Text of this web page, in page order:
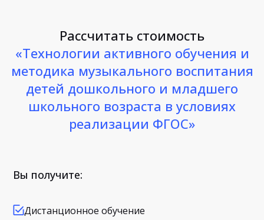
Рассчитать стоимость
«Технологии активного обучения и
методика музыкального воспитания
детей дошкольного и младшего
школьного возраста в условиях
реализации ФГОС»
Вы получите:
Дистанционное обучение